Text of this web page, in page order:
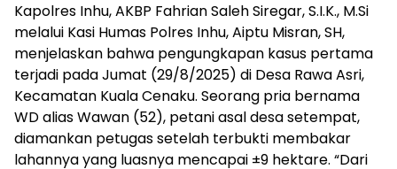
Kapolres Inhu, AKBP Fahrian Saleh Siregar, S.I.K., M.Si
melalui Kasi Humas Polres Inhu, Aiptu Misran, SH,
menjelaskan bahwa pengungkapan kasus pertama
terjadi pada Jumat (29/8/2025) di Desa Rawa Asri,
Kecamatan Kuala Cenaku. Seorang pria bernama
WD alias Wawan (52), petani asal desa setempat,
diamankan petugas setelah terbukti membakar
lahannya yang luasnya mencapai ±9 hektare. “Dari